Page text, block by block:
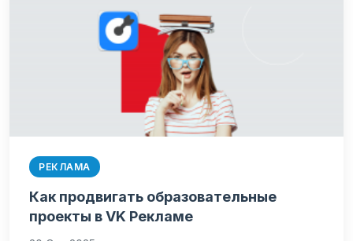
РЕКЛАМА
Как продвигать образовательные
проекты в VK Рекламе